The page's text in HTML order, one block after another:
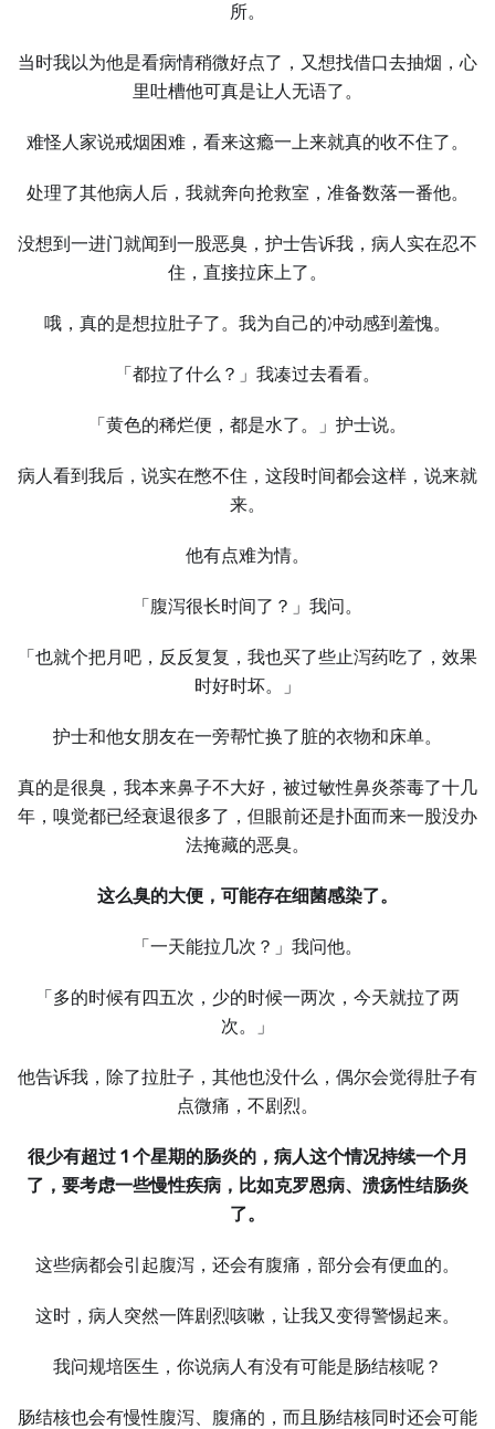
所。
当时我以为他是看病情稍微好点了，又想找借口去抽烟，心
里吐槽他可真是让人无语了。
难怪人家说戒烟困难，看来这瘾一上来就真的收不住了。
处理了其他病人后，我就奔向抢救室，准备数落一番他。
没想到一进门就闻到一股恶臭，护士告诉我，病人实在忍不
住，直接拉床上了。
哦，真的是想拉肚子了。我为自己的冲动感到羞愧。
「都拉了什么？」我凑过去看看。
「黄色的稀烂便，都是水了。」护士说。
病人看到我后，说实在憋不住，这段时间都会这样，说来就
来。
他有点难为情。
「腹泻很长时间了？」我问。
「也就个把月吧，反反复复，我也买了些止泻药吃了，效果
时好时坏。」
护士和他女朋友在一旁帮忙换了脏的衣物和床单。
真的是很臭，我本来鼻子不大好，被过敏性鼻炎荼毒了十几
年，嗅觉都已经衰退很多了，但眼前还是扑面而来一股没办
法掩藏的恶臭。
这么臭的大便，可能存在细菌感染了。
「一天能拉几次？」我问他。
「多的时候有四五次，少的时候一两次，今天就拉了两
次。」
他告诉我，除了拉肚子，其他也没什么，偶尔会觉得肚子有
点微痛，不剧烈。
很少有超过 1 个星期的肠炎的，病人这个情况持续一个月
了，要考虑一些慢性疾病，比如克罗恩病、溃疡性结肠炎
了。
这些病都会引起腹泻，还会有腹痛，部分会有便血的。
这时，病人突然一阵剧烈咳嗽，让我又变得警惕起来。
我问规培医生，你说病人有没有可能是肠结核呢？
肠结核也会有慢性腹泻、腹痛的，而且肠结核同时还会可能